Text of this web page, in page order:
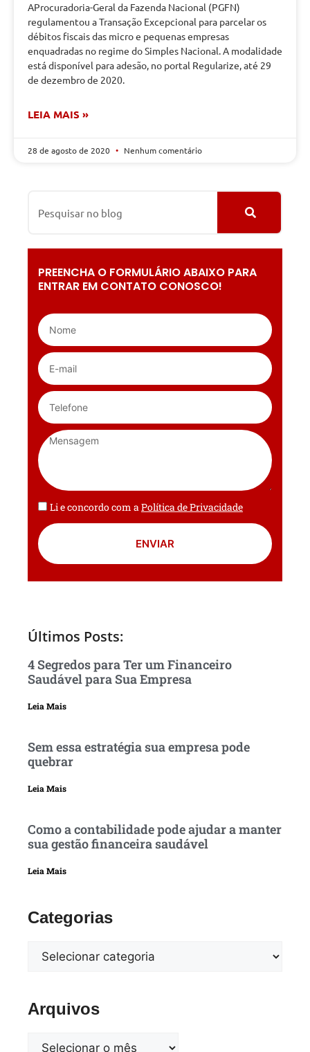
AProcuradoria-Geral da Fazenda Nacional (PGFN)
regulamentou a Transação Excepcional para parcelar os
débitos fiscais das micro e pequenas empresas
enquadradas no regime do Simples Nacional. A modalidade
está disponível para adesão, no portal Regularize, até 29
de dezembro de 2020.
LEIA MAIS »
28 de agosto de 2020 Nenhum comentário
PREENCHA O FORMULÁRIO ABAIXO PARA
ENTRAR EM CONTATO CONOSCO!
Li e concordo com aPolítica de Privacidade
ENVIAR
Últimos Posts:
4 Segredos para Ter um Financeiro
Saudável para Sua Empresa
Leia Mais
Sem essa estratégia sua empresa pode
quebrar
Leia Mais
Como a contabilidade pode ajudar a manter
sua gestão financeira saudável
Leia Mais
Categorias
Arquivos